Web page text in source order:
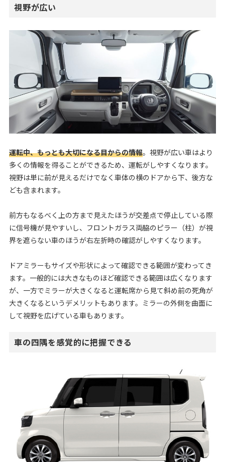
視野が広い
運転中、もっとも大切になる目からの情報。視野が広い車はより
多くの情報を得ることができるため、運転がしやすくなります。
視野は単に前が見えるだけでなく車体の横のドアから下、後方な
ども含まれます。
前方もなるべく上の方まで見えたほうが交差点で停止している際
に信号機が見やすいし、フロントガラス両脇のピラー（柱）が視
界を遮らない車のほうが右左折時の確認がしやすくなります。
ドアミラーもサイズや形状によって確認できる範囲が変わってき
ます。一般的には大きなものほど確認できる範囲は広くなります
が、一方でミラーが大きくなると運転席から見て斜め前の死角が
大きくなるというデメリットもあります。ミラーの外側を曲面に
して視野を広げている車もあります。
車の四隅を感覚的に把握できる